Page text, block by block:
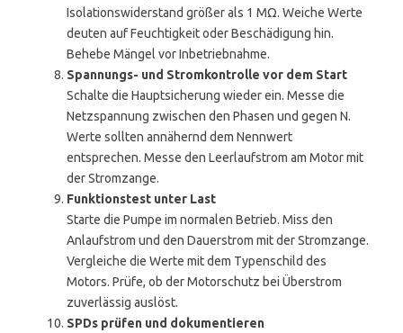
Isolationswiderstand größer als 1 MΩ. Weiche Werte
deuten auf Feuchtigkeit oder Beschädigung hin.
Behebe Mängel vor Inbetriebnahme.
Spannungs- und Stromkontrolle vor dem Start
Schalte die Hauptsicherung wieder ein. Messe die
Netzspannung zwischen den Phasen und gegen N.
Werte sollten annähernd dem Nennwert
entsprechen. Messe den Leerlaufstrom am Motor mit
der Stromzange.
Funktionstest unter Last
Starte die Pumpe im normalen Betrieb. Miss den
Anlaufstrom und den Dauerstrom mit der Stromzange.
Vergleiche die Werte mit dem Typenschild des
Motors. Prüfe, ob der Motorschutz bei Überstrom
zuverlässig auslöst.
SPDs prüfen und dokumentieren